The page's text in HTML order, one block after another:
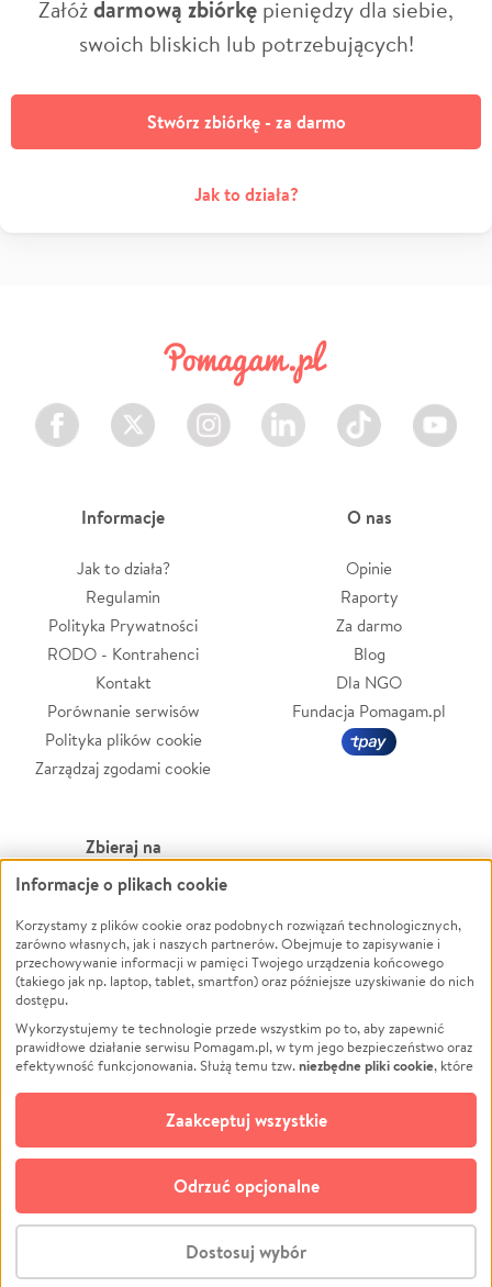
Załóżdarmową zbiórkę pieniędzy dla siebie,
swoich bliskich lub potrzebujących!
Stwórz zbiórkę - za darmo
Jak to działa?
Stwórz zbiórkę - za darmo
Facebook Twitter Instagram LinkedIn TikTok Youtube
Informacje
Jak to działa?
Regulamin
Polityka Prywatności
RODO - Kontrahenci
Kontakt
Porównanie serwisów
Polityka plików cookie
Zarządzaj zgodami cookie
O nas
Opinie
Raporty
Za darmo
Blog
Dla NGO
Fundacja Pomagam.pl
Zbieraj na
Leczenie
Zwierzęta
Pożar
Ukraina
Pomoc Finansowa
Projekty
Pogrzeb
Społeczność lokalna
Kultura
Powódź
Wichura
NGO
Edukacja
Podróż
Impreza
Ochrona środowiska
Biznes
© CROWDING SP. Z O.O.
Informacje o plikach cookie
Korzystamy z plików cookie oraz podobnych rozwiązań technologicznych,
zarówno własnych, jak i naszych partnerów. Obejmuje to zapisywanie i
przechowywanie informacji w pamięci Twojego urządzenia końcowego
(takiego jak np. laptop, tablet, smartfon) oraz późniejsze uzyskiwanie do nich
dostępu.
Wykorzystujemy te technologie przede wszystkim po to, aby zapewnić
prawidłowe działanie serwisu Pomagam.pl, w tym jego bezpieczeństwo oraz
efektywność funkcjonowania. Służą temu tzw.niezbędne pliki cookie, które
opcjonalnych plików cookie
technologii do celów analitycznych i retargetingowych. Możesz wyrazić
zgodę na ich stosowanie lub jej odmówić. W dowolnym momencie masz
możliwość zmiany swoich preferencji na stronie „Zarządzaj zgodami cookie”,
do której link znajdziesz w stopce serwisu Pomagam.pl. Opcjonalne pliki
cookie wykorzystywane są w następujących celach:
działanie serwisu Pomagam.pl. Dzięki nim możemy zrozumieć, jak
użytkownicy korzystają z naszego serwisu – skąd trafiają do serwisu, jak
Dostosuj wybór
Odrzuć opcjonalne
Zaakceptuj wszystkie